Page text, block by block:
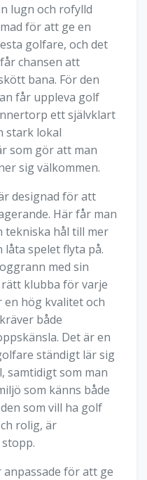
lugn och rofylld
för att ge en
golfare, och det
chansen att
bana. För den
får uppleva golf
ett självklart
stark lokal
som gör att man
sig välkommen.
designad för att
Här får man
tekniska hål till mer
spelet flyta på.
med sin
klubba för varje
hög kvalitet och
både
Det är en
ständigt lär sig
samtidigt som man
som känns både
som vill ha golf
rolig, är
för att ge